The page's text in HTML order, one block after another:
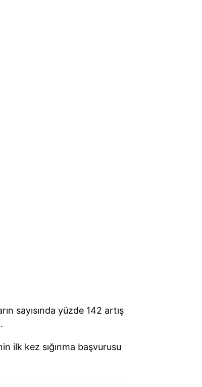
sayısında yüzde 142 artış
ilk kez sığınma başvurusu